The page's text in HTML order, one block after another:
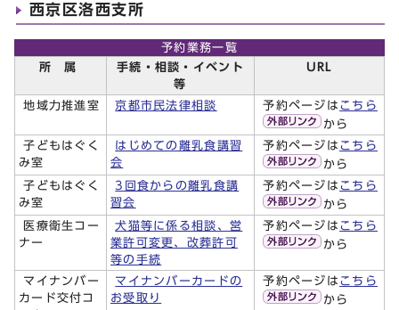
西京区洛西支所
予約業務一覧
所 属
手続・相談・イベント
等
URL
地域力推進室 京都市民法律相談 予約ページは こちら
から
子どもはぐく
み室
はじめての離乳食講習
会
予約ページは こちら
から
子どもはぐく
み室
3回食からの離乳食講
習会
予約ページは こちら
から
医療衛生コー
ナー
犬猫等に係る相談、営
業許可変更、改葬許可
等の手続
予約ページは こちら
から
マイナンバー
カード交付コ
マイナンバーカードの
お受取り
予約ページは こちら
から